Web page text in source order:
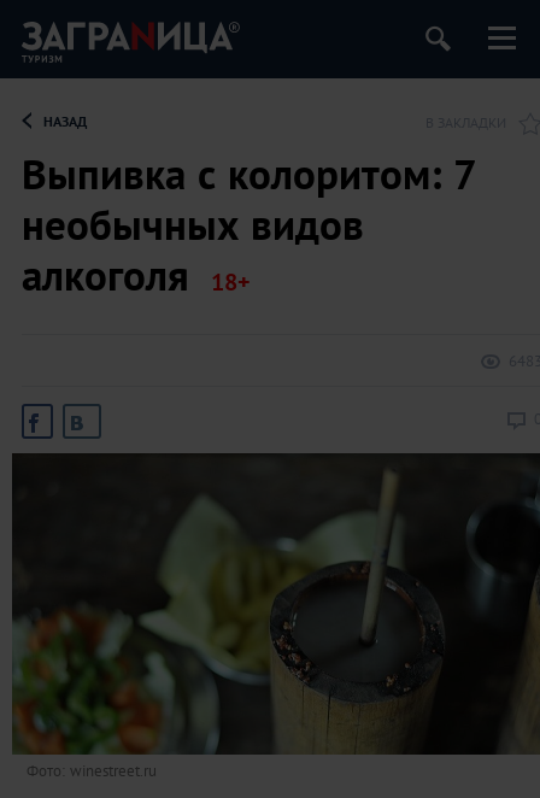
НАЗАД
Выпивка с колоритом: 7
необычных видов
алкоголя
Фото: winestreet.ru